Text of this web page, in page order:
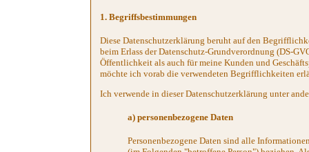
1. Begriffsbestimmungen
Diese Datenschutzerklärung beruht auf den
beim Erlass der Datenschutz-Grundverordnung (DS-
Öffentlichkeit als auch für meine Kunden und
möchte ich vorab die verwendeten Begrifflichkeiten
Ich verwende in dieser Datenschutzerklärung unter
a) personenbezogene Daten
Personenbezogene Daten sind alle